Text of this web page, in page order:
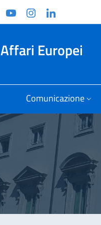
Twitter YouTubeInstagram
Europei
Comunicazione